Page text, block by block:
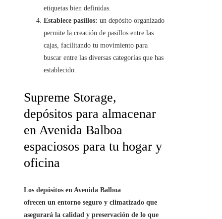
etiquetas bien definidas.
Establece pasillos: un depósito organizado
permite la creación de pasillos entre las
cajas, facilitando tu movimiento para
buscar entre las diversas categorías que has
establecido.
Supreme Storage,
depósitos para almacenar
en Avenida Balboa
espaciosos para tu hogar y
oficina
Los depósitos en Avenida Balboa
ofrecen un entorno seguro y climatizado que
asegurará la calidad y preservación de lo que